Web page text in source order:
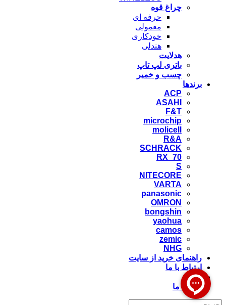
چراغ قوه
حرفه ای
معمولی
خودکاری
هندلی
هدلایت
باتری لپ تاپ
چسب و خمیر
برندها
ACP
ASAHI
F&T
microchip
molicell
R&A
SCHRACK
RX_70
S
NITECORE
VARTA
panasonic
OMRON
bongshin
yaohua
camos
zemic
NHG
راهنمای خرید از سایت
ارتباط با ما
وبلاگ
درباره ما